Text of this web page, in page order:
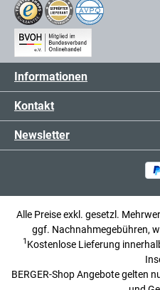
Informationen
Kontakt
Newsletter
Alle Preise exkl. gesetzl.
ggf. Nachnahmegebühren,
1 Kostenlose Lieferung
BERGER-Shop Angebote gelten